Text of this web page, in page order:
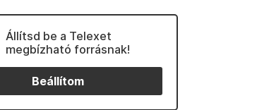
Állítsd be a Telexet
megbízható forrásnak!
Beállítom